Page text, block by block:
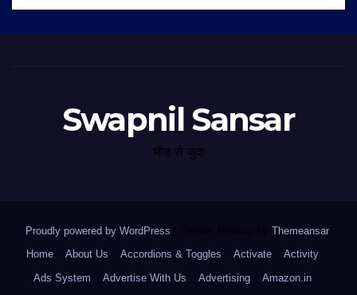
Swapnil Sansar
भीड़ से जुदा
Proudly powered by WordPress Theme: Newsup by Themeansar.
Home
About Us Accordions & Toggles Activate
Activity
Ads System
Advertise With Us Advertising
Amazon.in